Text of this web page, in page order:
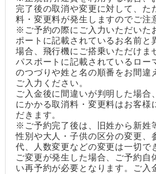
完了後の取消や変更に対して、た
料・変更料が発生しますのでご注
※ご予約の際にご入力いただいた
ポートに記載されているお名前と
場合、飛行機にご搭乗いただけま
パスポートに記載されているロー
のつづりや姓と名の順番をお間違
ご入力ください。
ご入金後に間違いが判明した場合
にかかる取消料・変更料はお客様
だきます。
※ご予約完了後は、旧姓から新姓
性別や大人・子供の区分の変更、
代、人数変更などの変更は一切で
ご変更が発生した場合、ご予約自
い再予約が必要となります。ご入